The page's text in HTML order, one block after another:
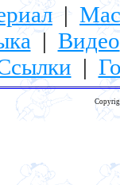
|
| Видео
|